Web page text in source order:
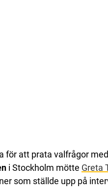
för att prata valfrågor
i Stockholm mötte Greta
som ställde upp på